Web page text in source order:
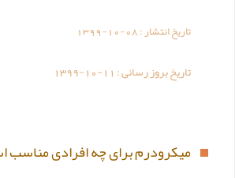
تاریخ انتشار :1399-10-08
تاریخ بروز رسانی : 1399-10-11
میکرودرم برای چه افرادی